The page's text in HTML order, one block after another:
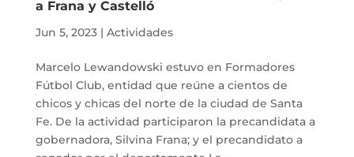
a Frana y Castelló
Jun 5, 2023| Actividades
Marcelo Lewandowski estuvo en Formadores
Fútbol Club, entidad que reúne a cientos de
chicos y chicas del norte de la ciudad de Santa
Fe. De la actividad participaron la precandidata a
gobernadora, Silvina Frana; y el precandidato a